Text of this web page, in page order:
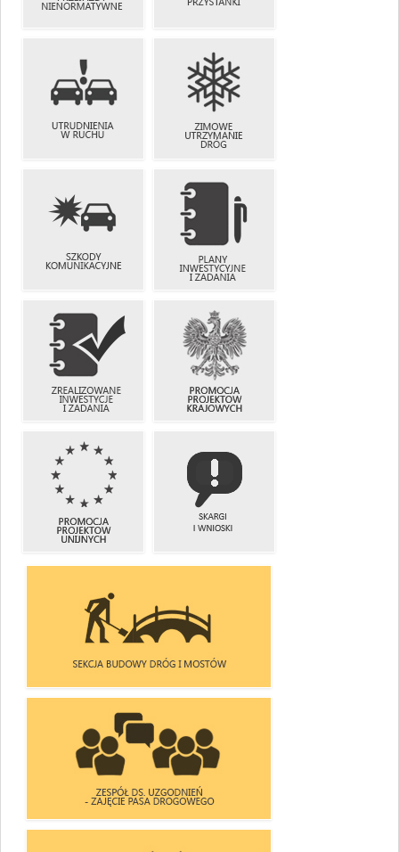
PRZEJAZDY
NIENORMATYWNE
PRZYSTANKI
UTRUDNIENIA
W RUCHU
ZIMOWE
UTRZYMANIE
DRÓG
SZKODY
KOMUNIKACYJNE
PLANY
INWESTYCYJNE
I ZADANIA
ZREALIZOWANE
INWESTYCJE
I ZADANIA
PROMOCJA
PROJEKTÓW
KRAJOWYCH
PROMOCJA
PROJEKTÓW
UNIJNYCH
I WNIOSKI
SEKCJA BUDOWY DRÓG I MOSTÓW